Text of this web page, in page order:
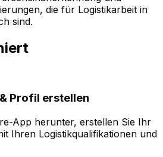
die für Logistikarbeit in
sind.
Profil erstellen
App herunter, erstellen Sie Ihr
Ihren Logistikqualifikationen und